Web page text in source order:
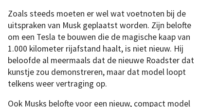
Zoals steeds moeten er wel wat voetnoten bij de
uitspraken van Musk geplaatst worden. Zijn belofte
om een Tesla te bouwen die de magische kaap van
1.000 kilometer rijafstand haalt, is niet nieuw. Hij
beloofde al meermaals dat de nieuwe Roadster dat
kunstje zou demonstreren, maar dat model loopt
telkens weer vertraging op.
Ook Musks belofte voor een nieuw, compact model